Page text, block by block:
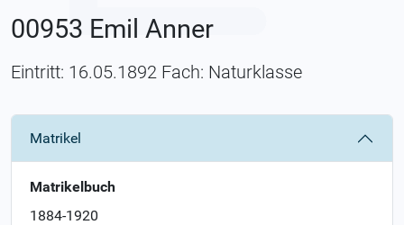
00953 Emil Anner
Eintritt: 16.05.1892 Fach: Naturklasse
Matrikel
Matrikelbuch
1884-1920